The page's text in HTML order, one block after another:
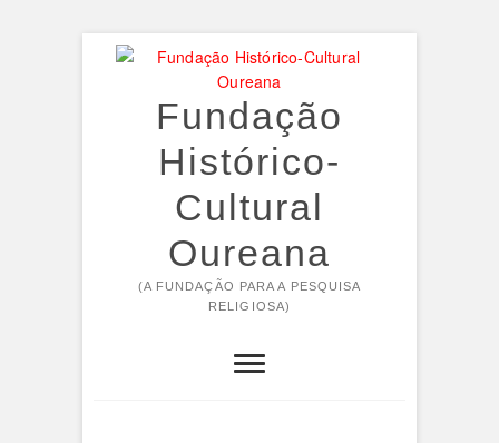
Fundação
Histórico-
Cultural
Oureana
(A FUNDAÇÃO PARA A PESQUISA
RELIGIOSA)